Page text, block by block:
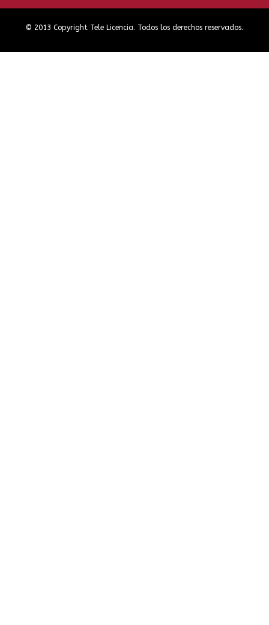
© 2013 Copyright Tele Licencia. Todos los derechos reservados.